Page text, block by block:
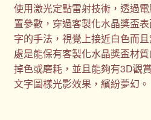
使用激光定點雷射技術，透過
置參數，穿過客製化水晶獎盃
字的手法，視覺上接近白色而
處是能保有客製化水晶獎盃材
掉色或磨耗，並且能夠有3D觀
文字圖樣光影效果，繽紛夢幻。